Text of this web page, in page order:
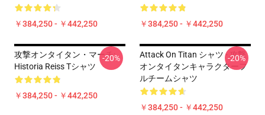
￥384,250 - ￥442,250 ￥384,250 - ￥442,250
攻撃オンタイタン・マーチ:
Historia Reiss Tシャツ
￥384,250 - ￥442,250
-20%
Attack On Titan シャツ - 攻撃
オンタイタンキャラクターフ
ルチームシャツ
￥384,250 - ￥442,250
-20%